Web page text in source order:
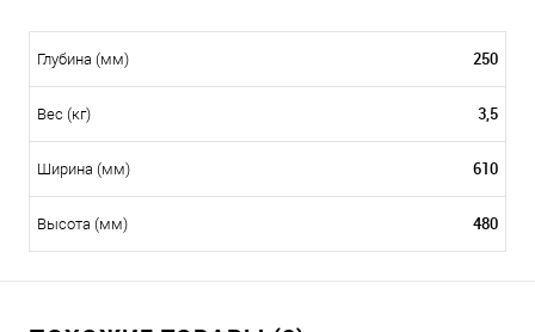
Глубина (мм) 250
Вес (кг) 3,5
Ширина (мм) 610
Высота (мм) 480